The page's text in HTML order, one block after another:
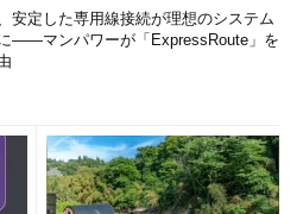
安定した専用線接続が理想のシステム
――マンパワーが「ExpressRoute」を